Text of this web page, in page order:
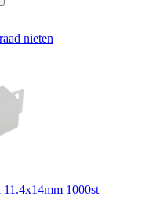
nieten
11.4x14mm 1000st